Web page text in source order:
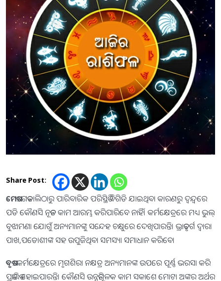
Share Post:
ମେଷ:-ଗତକାଲିଠାରୁ ପାରିବାରିକ ପରିସ୍ଥିତି ବିଗିଡି ଯାଇଥିବା କାରଣରୁ ଦ୍ୱନ୍ଦ୍ୱରେ
ପଡି କୌଣସି ନୂତନ କାମ ଆରମ୍ଭ କରିପାରିବେ ନାହିଁ। କର୍ମକ୍ଷେତ୍ରରେ ମଧ୍ୟ ଭୁଲ୍‌
ବୁଝାମଣା ଯୋଗୁଁ ଅନ୍ୟମାନଙ୍କୁ ସନ୍ଦେହ ଚକ୍ଷୁରେ ଦେଖିପାରନ୍ତି। ଭ୍ରାତୃବର୍ଗ ଦ୍ୱାରା
ପାଖ,ପଡୋଶୀଙ୍କ ସହ ଉପୁଜିଥିବା ସମସ୍ୟା ସମାଧାନ କରିବେ।
ବୃଷ:-କର୍ମକ୍ଷେତ୍ରରେ ମୃଗଶିରା ନକ୍ଷତ୍ର ଅନ୍ୟମାନଙ୍କ ଉପରେ ପୂର୍ଣ୍ଣ ଭରସା କରି
ପ୍ରତାରିତ ହୋଇପାରନ୍ତି। କୌଣସି ଉନ୍ନତିମୂଳକ କାମ ସକାଶେ ମୋଟା ଅଙ୍କର ଅର୍ଥର